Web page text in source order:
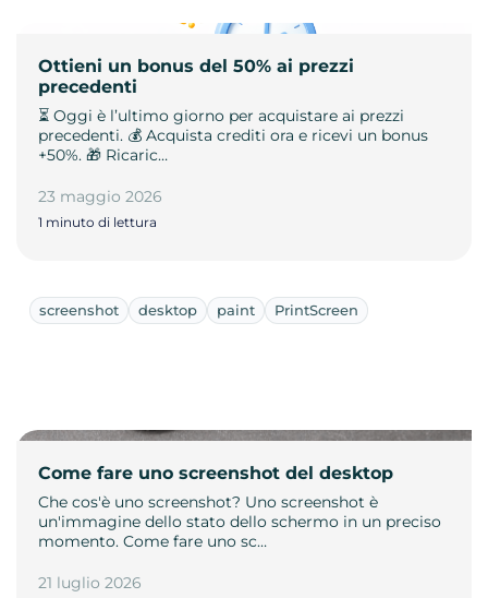
Ottieni un bonus del 50% ai prezzi
precedenti
⏳ Oggi è l’ultimo giorno per acquistare ai prezzi
precedenti. 💰 Acquista crediti ora e ricevi un bonus
+50%. 🎁 Ricaric…
23 maggio 2026
1 minuto di lettura
screenshot desktop paint PrintScreen
Come fare uno screenshot del desktop
Che cos'è uno screenshot? Uno screenshot è
un'immagine dello stato dello schermo in un preciso
momento. Come fare uno sc…
21 luglio 2026